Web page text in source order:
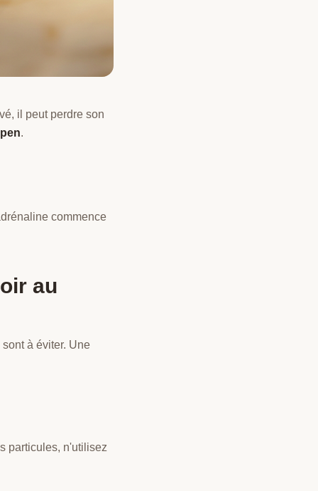
il peut perdre son
.
commence
au
à éviter. Une
particules, n'utilisez